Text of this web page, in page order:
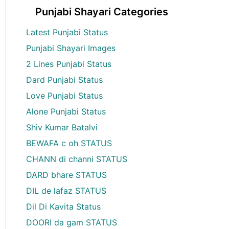
Punjabi Shayari Categories
Latest Punjabi Status
Punjabi Shayari Images
2 Lines Punjabi Status
Dard Punjabi Status
Love Punjabi Status
Alone Punjabi Status
Shiv Kumar Batalvi
BEWAFA c oh STATUS
CHANN di channi STATUS
DARD bhare STATUS
DIL de lafaz STATUS
Dil Di Kavita Status
DOORI da gam STATUS